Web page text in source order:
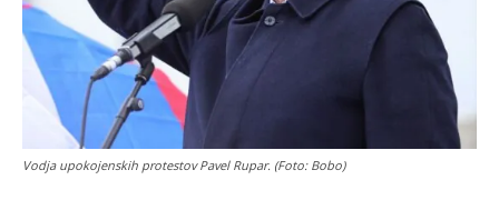
Vodja upokojenskih protestov Pavel Rupar. (Foto: Bobo)